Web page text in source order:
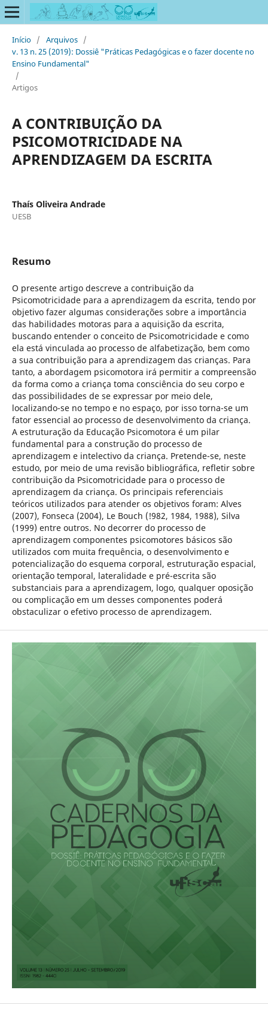
Início / Arquivos /
v. 13 n. 25 (2019): Dossiê "Práticas Pedagógicas e o fazer docente no
Ensino Fundamental"
/
Artigos
A CONTRIBUIÇÃO DA
PSICOMOTRICIDADE NA
APRENDIZAGEM DA ESCRITA
Thaís Oliveira Andrade
UESB
Resumo
O presente artigo descreve a contribuição da
Psicomotricidade para a aprendizagem da escrita, tendo por
objetivo fazer algumas considerações sobre a importância
das habilidades motoras para a aquisição da escrita,
buscando entender o conceito de Psicomotricidade e como
ela está vinculada ao processo de alfabetização, bem como
a sua contribuição para a aprendizagem das crianças. Para
tanto, a abordagem psicomotora irá permitir a compreensão
da forma como a criança toma consciência do seu corpo e
das possibilidades de se expressar por meio dele,
localizando-se no tempo e no espaço, por isso torna-se um
fator essencial ao processo de desenvolvimento da criança.
A estruturação da Educação Psicomotora é um pilar
fundamental para a construção do processo de
aprendizagem e intelectivo da criança. Pretende-se, neste
estudo, por meio de uma revisão bibliográfica, refletir sobre
contribuição da Psicomotricidade para o processo de
aprendizagem da criança. Os principais referenciais
teóricos utilizados para atender os objetivos foram: Alves
(2007), Fonseca (2004), Le Bouch (!982, 1984, 1988), Silva
(1999) entre outros. No decorrer do processo de
aprendizagem componentes psicomotores básicos são
utilizados com muita frequência, o desenvolvimento e
potencialização do esquema corporal, estruturação espacial,
orientação temporal, lateralidade e pré-escrita são
substanciais para a aprendizagem, logo, qualquer oposição
ou complicação em um desses componentes poderá
obstaculizar o efetivo processo de aprendizagem.